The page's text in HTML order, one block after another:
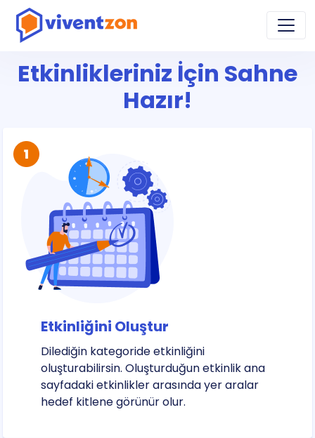
Etkinlikleriniz İçin Sahne
Hazır!
Etkinliğini Oluştur
Dilediğin kategoride etkinliğini
oluşturabilirsin. Oluşturduğun etkinlik ana
sayfadaki etkinlikler arasında yer aralar
hedef kitlene görünür olur.